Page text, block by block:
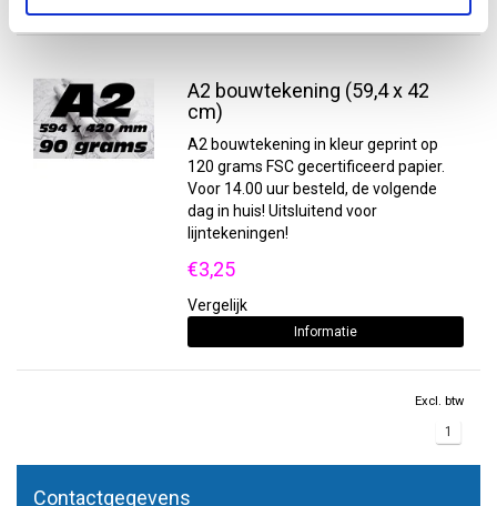
A2 bouwtekening (59,4 x 42
cm)
A2 bouwtekening in kleur geprint op
120 grams FSC gecertificeerd papier.
Voor 14.00 uur besteld, de volgende
dag in huis! Uitsluitend voor
lijntekeningen!
€3,25
Vergelijk
Informatie
Excl. btw
1
Contactgegevens